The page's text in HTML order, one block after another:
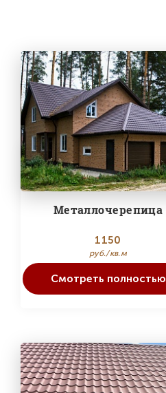
Металлочерепица
1150
руб./кв.м
Смотреть полностью